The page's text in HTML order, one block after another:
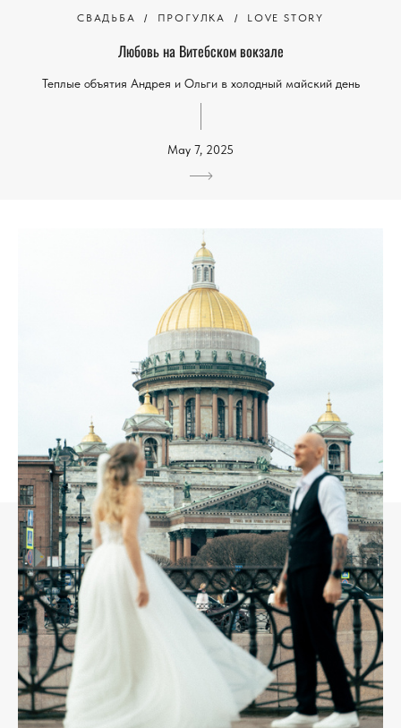
СВАДЬБА ПРОГУЛКА LOVE STORY
Любовь на Витебском вокзале
Теплые объятия Андрея и Ольги в холодный майский день
May 7, 2025